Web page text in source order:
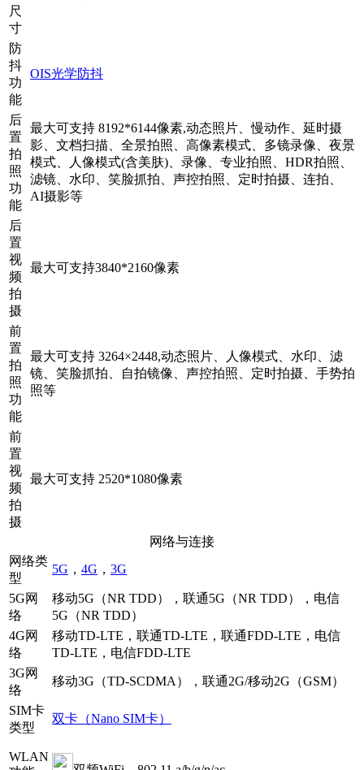
尺
寸
防
抖
功
能
OIS光学防抖
后
置
拍
照
功
能
最大可支持 8192*6144像素,动态照片、慢动作、延时摄
影、文档扫描、全景拍照、高像素模式、多镜录像、夜景
模式、人像模式(含美肤)、录像、专业拍照、HDR拍照、
滤镜、水印、笑脸抓拍、声控拍照、定时拍摄、连拍、
AI摄影等
后
置
视
频
拍
摄
最大可支持3840*2160像素
前
置
拍
照
功
能
最大可支持 3264×2448,动态照片、人像模式、水印、滤
镜、笑脸抓拍、自拍镜像、声控拍照、定时拍摄、手势拍
照等
前
置
视
频
拍
摄
最大可支持 2520*1080像素
网络与连接
网络类
型
5G ， 4G ， 3G
5G网
络
移动5G（NR TDD），联通5G（NR TDD），电信
5G（NR TDD）
4G网
络
移动TD-LTE，联通TD-LTE，联通FDD-LTE，电信
TD-LTE，电信FDD-LTE
3G网
络
移动3G（TD-SCDMA），联通2G/移动2G（GSM）
SIM卡
类型
双卡（Nano SIM卡）
WLAN